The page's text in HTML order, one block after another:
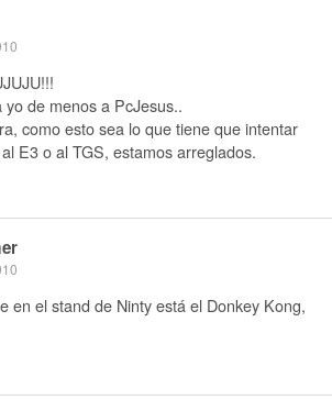
yo de menos a PcJesus..
como esto sea lo que tiene que intentar
E3 o al TGS, estamos arreglados.
en el stand de Ninty está el Donkey Kong,